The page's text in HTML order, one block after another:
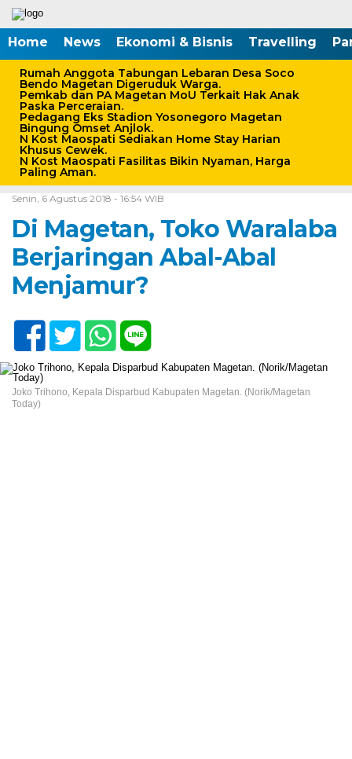
Home News Ekonomi & Bisnis Travelling
Rumah Anggota Tabungan Lebaran Desa Soco
Bendo Magetan Digeruduk Warga.
Pemkab dan PA Magetan MoU Terkait Hak Anak
Paska Perceraian.
Pedagang Eks Stadion Yosonegoro Magetan
Bingung Omset Anjlok.
N Kost Maospati Sediakan Home Stay Harian
Khusus Cewek.
N Kost Maospati Fasilitas Bikin Nyaman, Harga
Paling Aman.
Home /Pemerintahan-Politik
Senin, 6 Agustus 2018 - 16:54 WIB
Di Magetan, Toko Waralaba
Berjaringan Abal-Abal
Menjamur?
Joko Trihono, Kepala Disparbud Kabupaten Magetan. (Norik/Magetan
Today)